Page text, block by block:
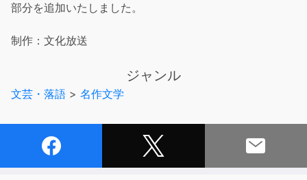
部分を追加いたしました。
制作：文化放送
ジャンル
文芸・落語 > 名作文学